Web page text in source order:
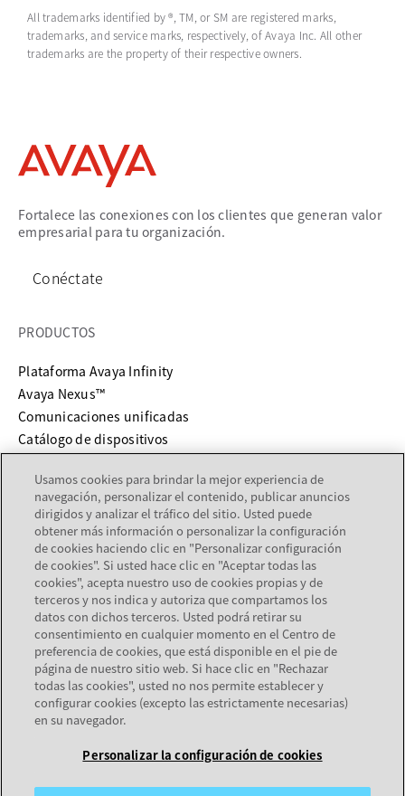
All trademarks identified by ®, TM, or SM are registered marks,
trademarks, and service marks, respectively, of Avaya Inc. All other
trademarks are the property of their respective owners.
Fortalece las conexiones con los clientes que generan valor
empresarial para tu organización.
Conéctate
PRODUCTOS
Plataforma Avaya Infinity
Avaya Nexus™
Comunicaciones unificadas
Catálogo de dispositivos
SERVICIOS Y SOPORTE
Soportese abre en una pestaña nueva
Documentaciónse abre en una pestaña nueva
Servicios
Localizador de socios
EMPRESA
Acerca de Avaya
Carreras
Usamos cookies para brindar la mejor experiencia de
navegación, personalizar el contenido, publicar anuncios
dirigidos y analizar el tráfico del sitio. Usted puede
obtener más información o personalizar la configuración
de cookies haciendo clic en "Personalizar configuración
de cookies". Si usted hace clic en "Aceptar todas las
cookies", acepta nuestro uso de cookies propias y de
terceros y nos indica y autoriza que compartamos los
datos con dichos terceros. Usted podrá retirar su
consentimiento en cualquier momento en el Centro de
preferencia de cookies, que está disponible en el pie de
página de nuestro sitio web. Si hace clic en "Rechazar
todas las cookies", usted no nos permite establecer y
configurar cookies (excepto las estrictamente necesarias)
en su navegador.
Personalizar la configuración de cookies